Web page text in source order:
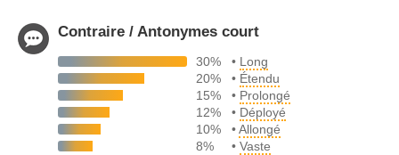
Contraire / Antonymes court
30% • Long
20%
• Étendu
15%
• Prolongé
12%
• Déployé
10%
•Allongé
8%
•Vaste